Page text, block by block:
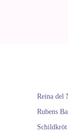
Reina del
Rubens
Schildkröt